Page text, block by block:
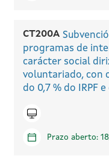
CT200A
programas de
carácter social
voluntariado, con
do 0,7 % do IRPF
Icono telematico
Prazo aberto: